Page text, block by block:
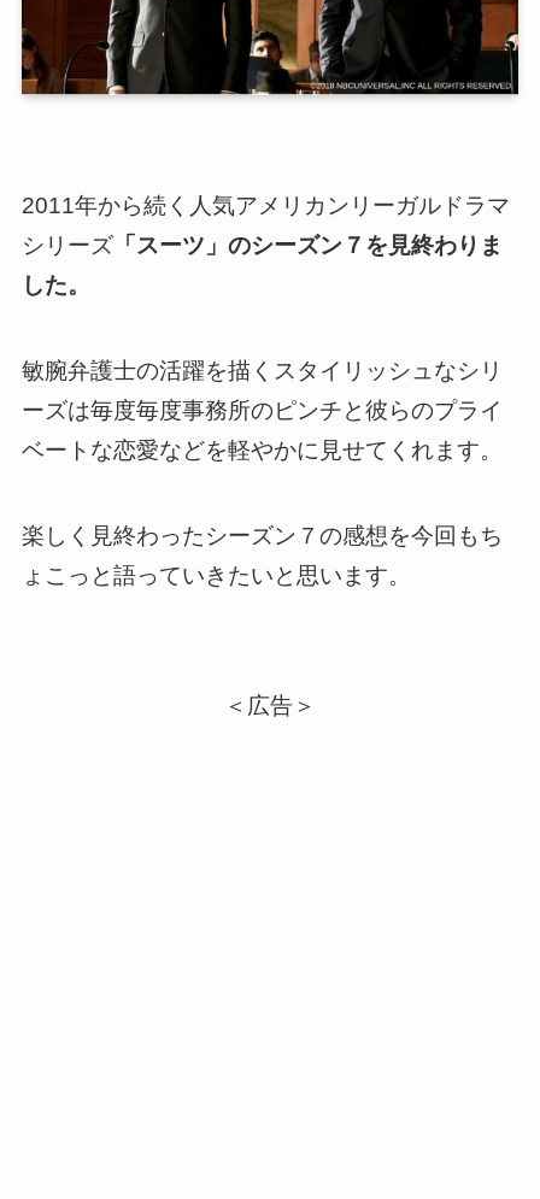
2011年から続く人気アメリカンリーガルドラマ
シリーズ「スーツ」のシーズン７を見終わりま
した。
敏腕弁護士の活躍を描くスタイリッシュなシリ
ーズは毎度毎度事務所のピンチと彼らのプライ
ベートな恋愛などを軽やかに見せてくれます。
楽しく見終わったシーズン７の感想を今回もち
ょこっと語っていきたいと思います。
＜広告＞